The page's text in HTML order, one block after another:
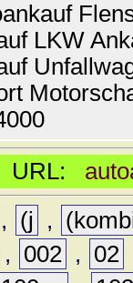
LKW
URL:
, (j ,
, 002 , 02